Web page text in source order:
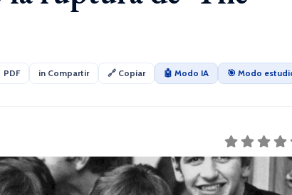
PDF in Compartir 🔗 Copiar 🤖 Modo IA 🎯 Modo